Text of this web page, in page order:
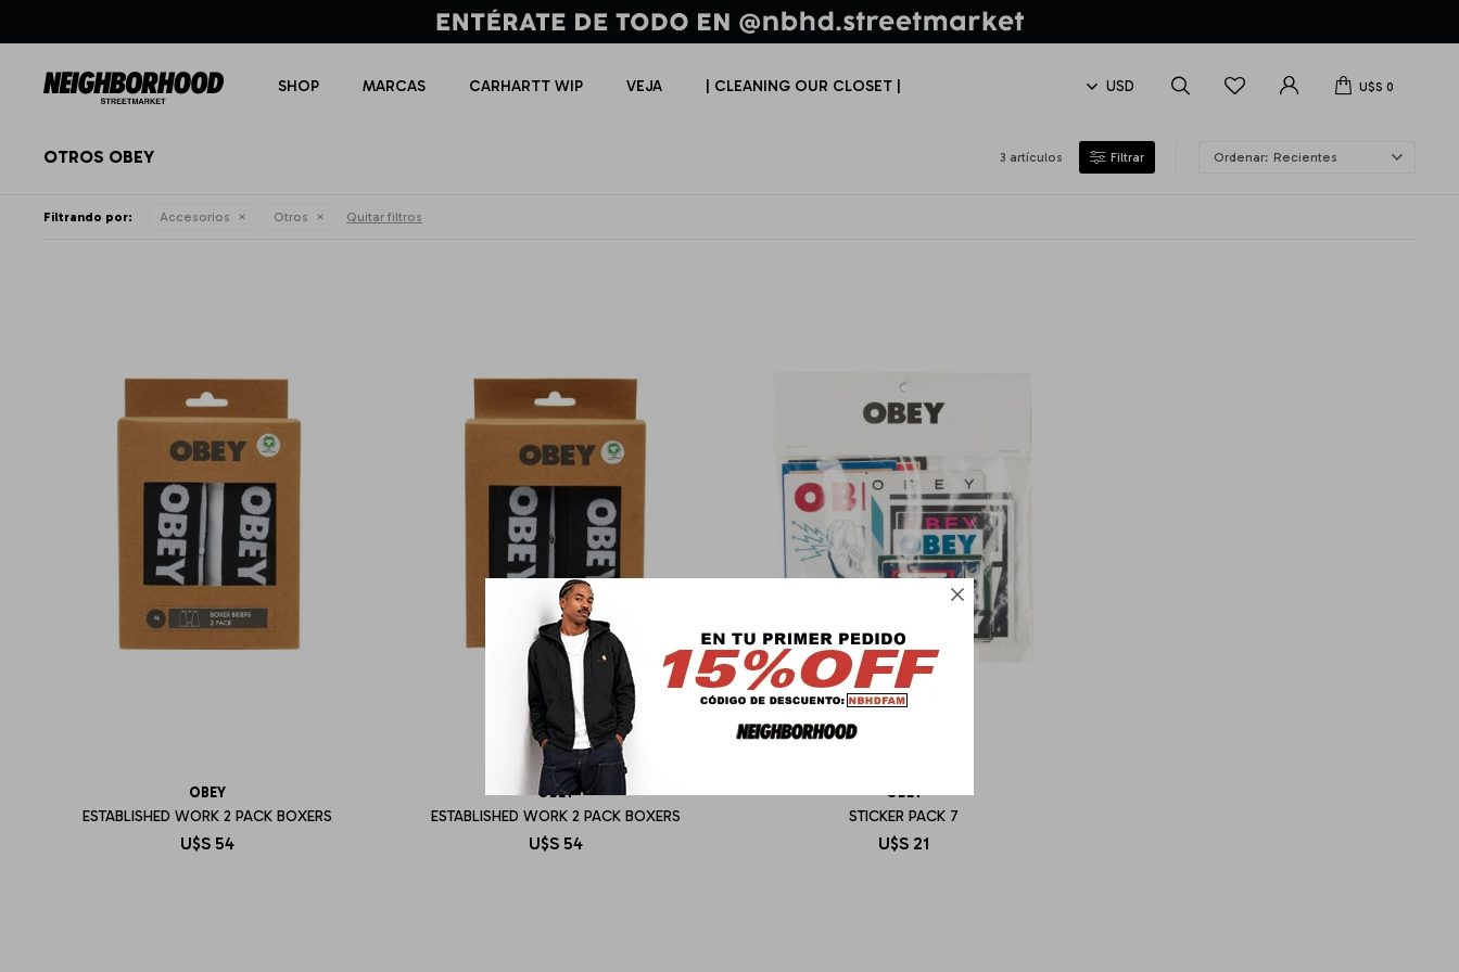

SHOP MARCAS CARHARTT WIP VEJA | CLEANING OUR CLOSET | U$S 0
OTROS OBEY 3 artículos Recientes
Filtrando por: Accesorios Otros Quitar filtros
OBEY
ESTABLISHED WORK 2 PACK BOXERS
U$S 54
OBEY
ESTABLISHED WORK 2 PACK BOXERS
U$S 54
OBEY
STICKER PACK 7
U$S 21